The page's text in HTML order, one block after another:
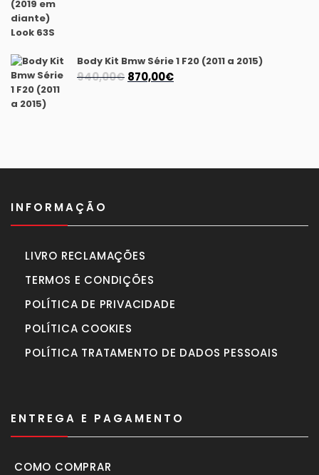
Body Kit Bmw Série 1 F20 (2011 a 2015)
940,00€ O
870,00€O
INFORMAÇÃO
LIVRO RECLAMAÇÕES
TERMOS E CONDIÇÕES
POLÍTICA DE PRIVACIDADE
POLÍTICA COOKIES
POLÍTICA TRATAMENTO DE DADOS PESSOAIS
ENTREGA E PAGAMENTO
COMO COMPRAR